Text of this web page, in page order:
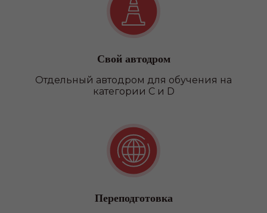
Свой автодром
Отдельный автодром для обучения на
категории C и D
Переподготовка